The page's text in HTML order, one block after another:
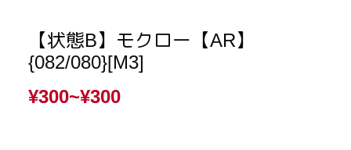
【状態B】モクロー【AR】
{082/080}[M3]
¥300~¥300